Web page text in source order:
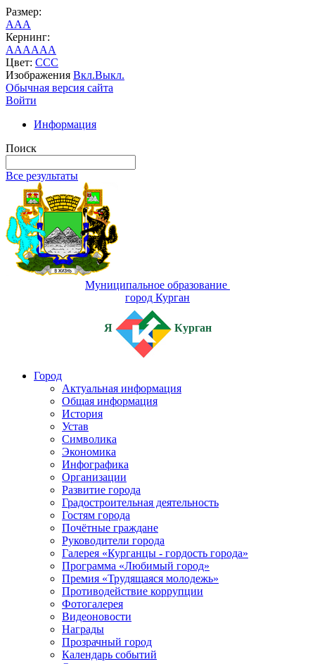
Размер:
AAA
Кернинг:
AAAAAA
Цвет: CCC
Изображения Вкл.Выкл.
Обычная версия сайта
Войти
Информация
Поиск
Все результаты
Муниципальное образование
город Курган
Я Курган
Город
Актуальная информация
Общая информация
История
Устав
Символика
Экономика
Инфографика
Организации
Развитие города
Градостроительная деятельность
Гостям города
Почётные граждане
Руководители города
Галерея «Курганцы - гордость города»
Программа «Любимый город»
Премия «Трудящаяся молодежь»
Противодействие коррупции
Фотогалерея
Видеоновости
Награды
Прозрачный город
Календарь событий